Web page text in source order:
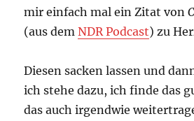
mir einfach mal ein Zitat von
(aus demNDR Podcast) zu
Diesen sacken lassen und
ich stehe dazu, ich finde das
das auch irgendwie